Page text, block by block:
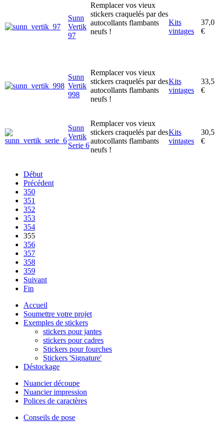
Sunn
Vertik
97
Remplacer vos vieux
stickers craquelés par des
autocollants flambants
neufs !
Kits
vintages
37,0
€
Sunn
Vertik
998
Remplacer vos vieux
stickers craquelés par des
autocollants flambants
neufs !
Kits
vintages
33,5
€
Sunn
Vertik
Serie 6
Remplacer vos vieux
stickers craquelés par des
autocollants flambants
neufs !
Kits
vintages
30,5
€
Début
Précédent
350
351
352
353
354
355
356
357
358
359
Suivant
Fin
Accueil
Soumettre votre projet
Exemples de stickers
stickers pour jantes
stickers pour cadres
Stickers pour fourches
Stickers 'Signature'
Déstockage
Nuancier découpe
Nuancier impression
Polices de caractères
Conseils de pose